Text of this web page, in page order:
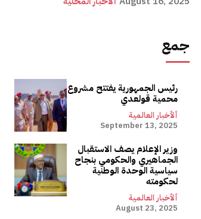
جمع
رئيس الجمهورية يفتتح مشروع
محمية قولعدي
ألأخبار العالمية
September 13, 2025
وزير الإعلام يصف الاستقبال
الجماهيري والحكومي بنجاح
سياسية الوحدة الوطنية
لحكومته
ألأخبار العالمية
August 23, 2025